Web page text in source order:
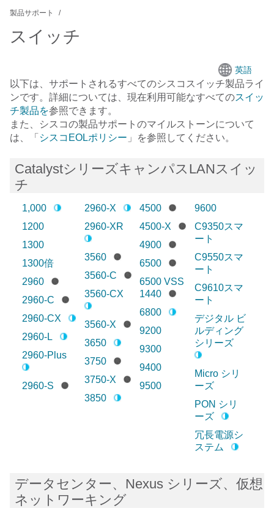
製品サポート
スイッチ
英語
以下は、サポートされるすべてのシスコスイッチ製品ライ
ンです。詳細については、現在利用可能なすべてのスイッ
チ製品を参照できます。
また、シスコの製品サポートのマイルストーンについて
は、「 シスコEOLポリシー 」を参照してください。
CatalystシリーズキャンパスLANスイッ
チ
1,000
1200
1300
1300倍
2960
2960-C
2960-CX
2960-L
2960-Plus
2960-S
2960-X
2960-XR
3560
3560-C
3560-CX
3560-X
3650
3750
3750-X
3850
4500
4500-X
4900
6500
6500 VSS
1440
6800
9200
9300
9400
9500
9600
C9350スマ
ート
C9550スマ
ート
C9610スマ
ート
デジタル ビ
ルディング
シリーズ
Micro シリ
ーズ
PON シリ
ーズ
冗長電源シ
ステム
データセンター、Nexus シリーズ、仮想
ネットワーキング